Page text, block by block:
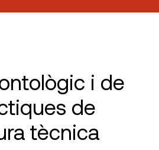
i de
de
tècnica